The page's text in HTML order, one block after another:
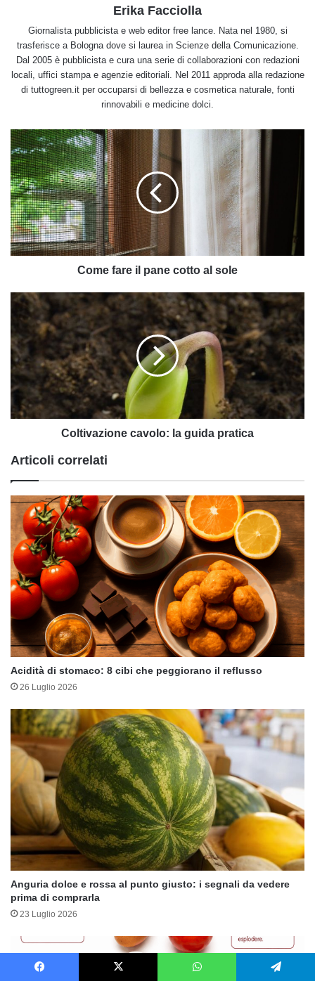
Erika Facciolla
Giornalista pubblicista e web editor free lance. Nata nel 1980, si
trasferisce a Bologna dove si laurea in Scienze della Comunicazione.
Dal 2005 è pubblicista e cura una serie di collaborazioni con redazioni
locali, uffici stampa e agenzie editoriali. Nel 2011 approda alla redazione
di tuttogreen.it per occuparsi di bellezza e cosmetica naturale, fonti
rinnovabili e medicine dolci.
Come
fare
il
pane
cotto
al
sole
Come fare il pane cotto al sole
Coltivazione
cavolo:
guida
pratica
Coltivazione cavolo: la guida pratica
Articoli correlati
Acidità di stomaco: 8 cibi che peggiorano il reflusso
26 Luglio 2026
Anguria dolce e rossa al punto giusto: i segnali da vedere
prima di comprarla
23 Luglio 2026